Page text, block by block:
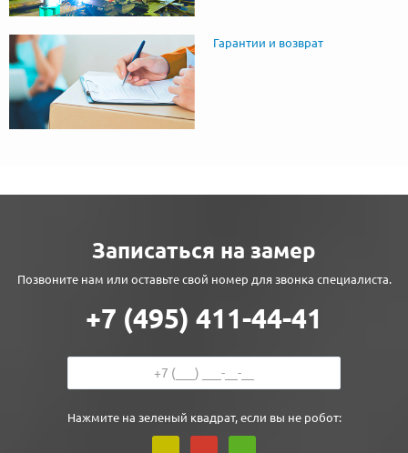
Гарантии и возврат
Записаться на замер
Позвоните нам или оставьте свой номер для звонка специалиста.
+7 (495) 411-44-41
Нажмите на зеленый квадрат, если вы не робот: